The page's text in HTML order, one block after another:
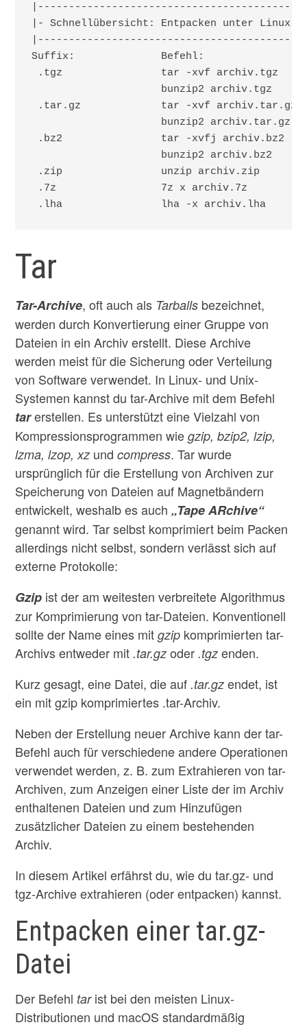
|-------------------------------------------
|- Schnellübersicht: Entpacken unter Linux
|-------------------------------------------
Suffix:              Befehl:
.tgz                tar -xvf archiv.tgz
                     bunzip2 archiv.tgz
.tar.gz             tar -xvf archiv.tar.gz
                     bunzip2 archiv.tar.gz
.bz2                tar -xvfj archiv.bz2
                     bunzip2 archiv.bz2
.zip                unzip archiv.zip
.7z                 7z x archiv.7z
.lha                lha -x archiv.lha
Tar
Tar-Archive, oft auch als Tarballs bezeichnet,
werden durch Konvertierung einer Gruppe von
Dateien in ein Archiv erstellt. Diese Archive
werden meist für die Sicherung oder Verteilung
von Software verwendet. In Linux- und Unix-
Systemen kannst du tar-Archive mit dem Befehl
tarerstellen. Es unterstützt eine Vielzahl von
Kompressionsprogrammen wiegzip, bzip2, lzip,
lzma, lzop, xz und compress. Tar wurde
ursprünglich für die Erstellung von Archiven zur
Speicherung von Dateien auf Magnetbändern
entwickelt, weshalb es auch„Tape ARchive“
genannt wird. Tar selbst komprimiert beim Packen
allerdings nicht selbst, sondern verlässt sich auf
externe Protokolle:
Gzip ist der am weitesten verbreitete Algorithmus
zur Komprimierung von tar-Dateien. Konventionell
sollte der Name eines mitgzip komprimierten tar-
Archivs entweder mit .tar.gz oder .tgz enden.
Kurz gesagt, eine Datei, die auf .tar.gz endet, ist
ein mit gzip komprimiertes .tar-Archiv.
Neben der Erstellung neuer Archive kann der tar-
Befehl auch für verschiedene andere Operationen
verwendet werden, z. B. zum Extrahieren von tar-
Archiven, zum Anzeigen einer Liste der im Archiv
enthaltenen Dateien und zum Hinzufügen
zusätzlicher Dateien zu einem bestehenden
Archiv.
In diesem Artikel erfährst du, wie du tar.gz- und
tgz-Archive extrahieren (oder entpacken) kannst.
Entpacken einer tar.gz-
Datei
Der Befehl tarist bei den meisten Linux-
Distributionen und macOS standardmäßig